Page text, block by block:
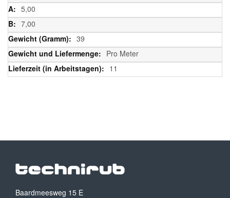
5,00
7,00
39
Pro Meter
11
Baardmeesweg 15 E